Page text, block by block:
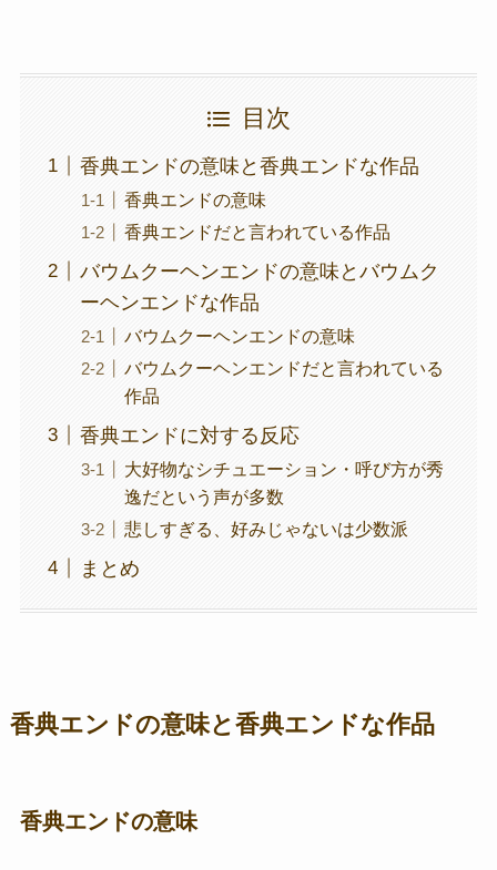
目次
香典エンドの意味と香典エンドな作品
香典エンドの意味
香典エンドだと言われている作品
バウムクーヘンエンドの意味とバウムク
ーヘンエンドな作品
バウムクーヘンエンドの意味
バウムクーヘンエンドだと言われている
作品
香典エンドに対する反応
大好物なシチュエーション・呼び方が秀
逸だという声が多数
悲しすぎる、好みじゃないは少数派
まとめ
香典エンドの意味と香典エンドな作品
香典エンドの意味